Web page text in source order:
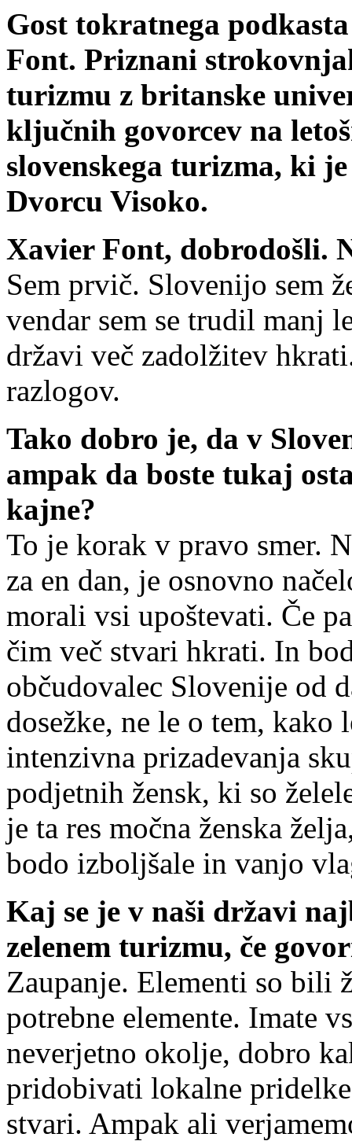
Gost tokratnega
Font. Priznani
turizmu z britanske
ključnih govorcev na
slovenskega turizma, ki
Dvorcu Visoko.
Xavier Font, dobrodošli.
Sem prvič. Slovenijo sem
vendar sem se trudil manj
državi več zadolžitev
razlogov.
Tako dobro je, da v
ampak da boste tukaj
kajne?
To je korak v pravo smer.
za en dan, je osnovno
morali vsi upoštevati. Če
čim več stvari hkrati. In
občudovalec Slovenije od
dosežke, ne le o tem, kako
intenzivna prizadevanja
podjetnih žensk, ki so
je ta res močna ženska
bodo izboljšale in vanjo
Kaj se je v naši državi
zelenem turizmu, če
Zaupanje. Elementi so bili
potrebne elemente. Imate
neverjetno okolje, dobro
pridobivati ​​lokalne
stvari. Ampak ali